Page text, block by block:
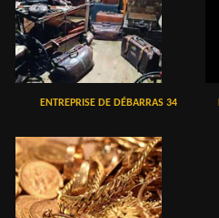
ENTREPRISE DE DÉBARRAS 34